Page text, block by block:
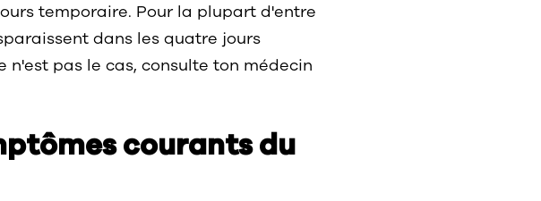
temporaire. Pour la plupart d'entre
dans les quatre jours
n'est pas le cas, consulte ton médecin
courants du